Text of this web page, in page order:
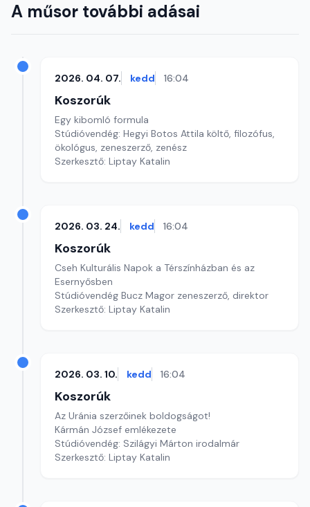
A műsor további adásai
2026. 04. 07. kedd 16:04
Koszorúk
Egy kibomló formula
Stúdióvendég: Hegyi Botos Attila költő, filozófus,
ökológus, zeneszerző, zenész
Szerkesztő: Liptay Katalin
2026. 03. 24. kedd 16:04
Koszorúk
Cseh Kulturális Napok a Térszínházban és az
Esernyősben
Stúdióvendég Bucz Magor zeneszerző, direktor
Szerkesztő: Liptay Katalin
2026. 03. 10. kedd 16:04
Koszorúk
Az Uránia szerzőinek boldogságot!
Kármán József emlékezete
Stúdióvendég: Szilágyi Márton irodalmár
Szerkesztő: Liptay Katalin